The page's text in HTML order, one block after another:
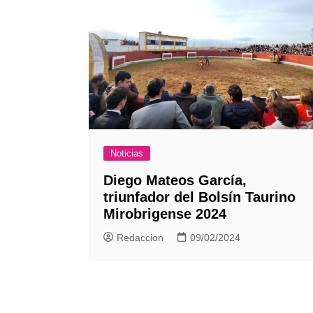
Noticias
Diego Mateos García,
triunfador del Bolsín Taurino
Mirobrigense 2024
Redaccion 09/02/2024